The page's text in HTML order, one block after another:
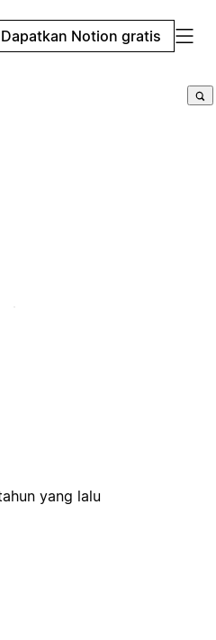
Dapatkan Notion gratis
yang lalu